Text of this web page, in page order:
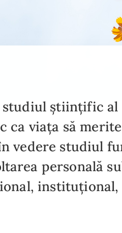
studiul științific al
ca viața să
vedere studiul
personală